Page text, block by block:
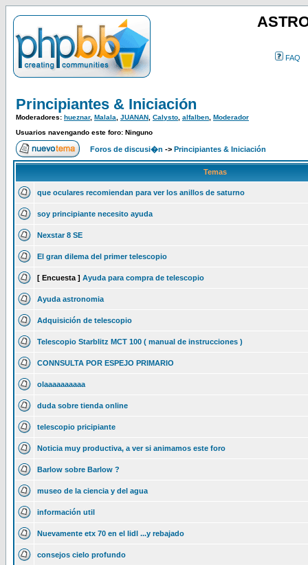
FAQ
Principiantes & Iniciación
Moderadores: hueznar, Malala JUANAN Calysto alfalben Moderador
Usuarios navengando este foro: Ninguno
Foros de discusi�n -> Principiantes & Iniciación
Temas
que oculares recomiendan para ver los anillos de saturno
soy principiante necesito ayuda
Nexstar 8 SE
El gran dilema del primer telescopio
[ Encuesta ] Ayuda para compra de telescopio
Ayuda astronomia
Adquisición de telescopio
Telescopio Starblitz MCT 100 ( manual de instrucciones )
CONNSULTA POR ESPEJO PRIMARIO
olaaaaaaaaaa
duda sobre tienda online
telescopio pricipiante
Noticia muy productiva, a ver si animamos este foro
Barlow sobre Barlow ?
museo de la ciencia y del agua
información util
Nuevamente etx 70 en el lidl ...y rebajado
consejos cielo profundo